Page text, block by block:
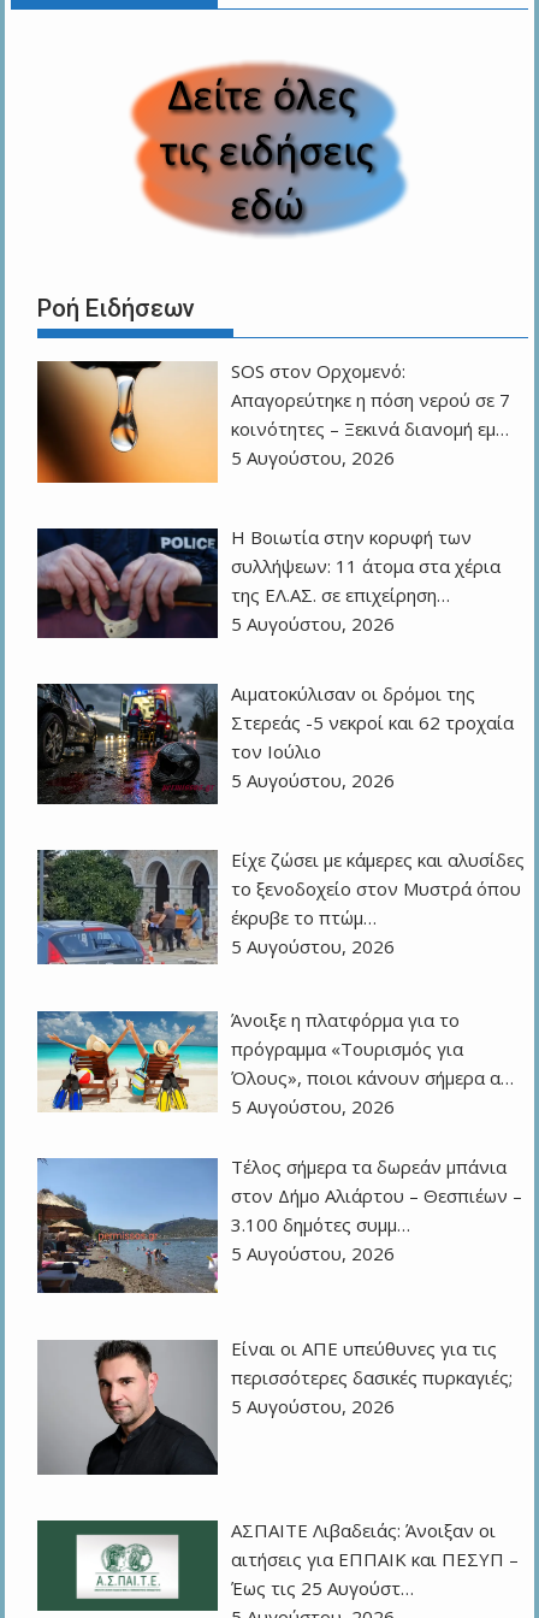
Ροή Ειδήσεων
SOS στον Ορχομενό:
Απαγορεύτηκε η πόση νερού σε 7
κοινότητες – Ξεκινά διανομή εμ…
5 Αυγούστου, 2026
Η Βοιωτία στην κορυφή των
συλλήψεων: 11 άτομα στα χέρια
της ΕΛ.ΑΣ. σε επιχείρηση…
5 Αυγούστου, 2026
Αιματοκύλισαν οι δρόμοι της
Στερεάς -5 νεκροί και 62 τροχαία
τον Ιούλιο
5 Αυγούστου, 2026
Είχε ζώσει με κάμερες και αλυσίδες
το ξενοδοχείο στον Μυστρά όπου
έκρυβε το πτώμ…
5 Αυγούστου, 2026
Άνοιξε η πλατφόρμα για το
πρόγραμμα «Τουρισμός για
Όλους», ποιοι κάνουν σήμερα α…
5 Αυγούστου, 2026
Τέλος σήμερα τα δωρεάν μπάνια
στον Δήμο Αλιάρτου – Θεσπιέων –
3.100 δημότες συμμ…
5 Αυγούστου, 2026
Eίναι οι ΑΠΕ υπεύθυνες για τις
περισσότερες δασικές πυρκαγιές;
5 Αυγούστου, 2026
ΑΣΠΑΙΤΕ Λιβαδειάς: Άνοιξαν οι
αιτήσεις για ΕΠΠΑΙΚ και ΠΕΣΥΠ –
Έως τις 25 Αυγούστ…